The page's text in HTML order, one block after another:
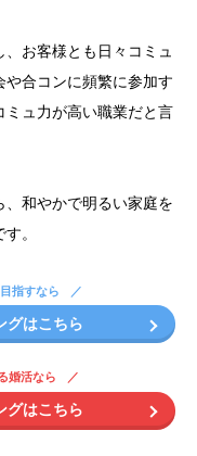
お客様とも日々コミュ
合コンに頻繁に参加す
ミュ力が高い職業だと言
和やかで明るい家庭を
。
指すなら
グはこちら
婚活なら
グはこちら